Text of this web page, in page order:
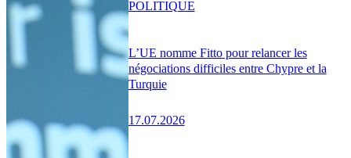
L’UE nomme Fitto pour relancer les
négociations difficiles entre Chypre et la
Turquie
17.07.2026
POLITIQUE